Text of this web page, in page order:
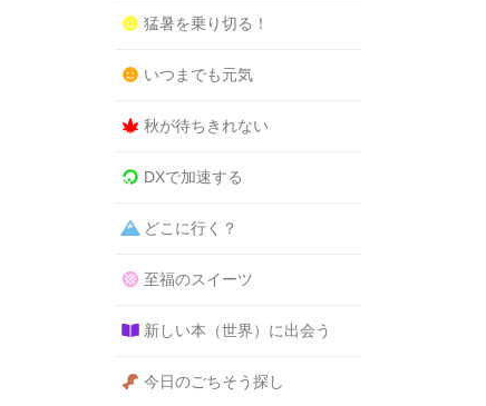
猛暑を乗り切る！
いつまでも元気
秋が待ちきれない
DXで加速する
どこに行く？
至福のスイーツ
新しい本（世界）に出会う
今日のごちそう探し